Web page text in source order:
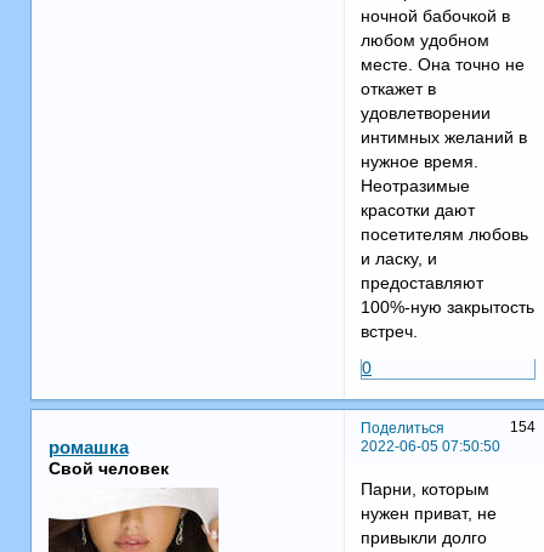
ночной бабочкой в
любом удобном
месте. Она точно не
откажет в
удовлетворении
интимных желаний в
нужное время.
Неотразимые
красотки дают
посетителям любовь
и ласку, и
предоставляют
100%-ную закрытость
встреч.
0
Поделиться
154
2022-06-05 07:50:50
ромашка
Свой человек
Парни, которым
нужен приват, не
привыкли долго